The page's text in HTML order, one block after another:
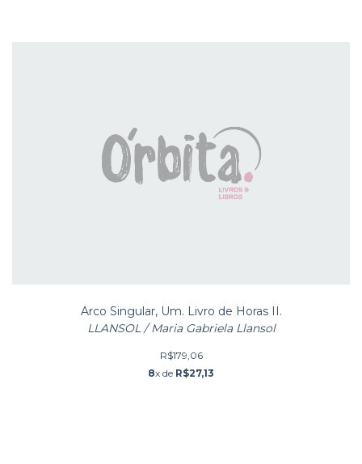
Arco Singular, Um. Livro de Horas II.
LLANSOL / Maria Gabriela Llansol
R$179,06
8x de R$27,13